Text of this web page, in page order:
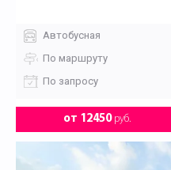
Автобусная
По маршруту
По запросу
от 12450руб.